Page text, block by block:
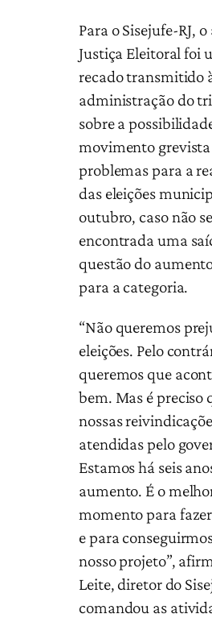
Para o Sisejufe-RJ,
Justiça Eleitoral foi
recado transmitido
administração do
sobre a
movimento
problemas para a
das eleições
outubro, caso não
encontrada uma
questão do
para a categoria.
“Não queremos
eleições. Pelo
queremos que
bem. Mas é preciso
nossas
atendidas pelo
Estamos há seis
aumento. É o
momento para
e para
nosso projeto”,
Leite, diretor do
comandou as